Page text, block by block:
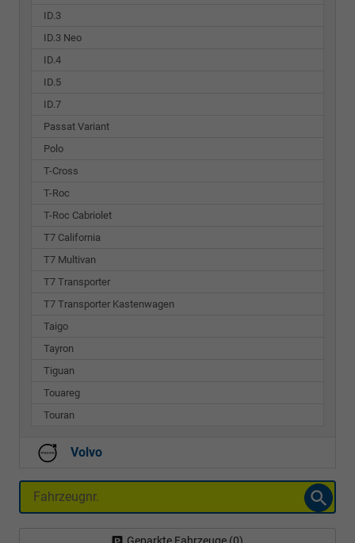
ID.3
ID.3 Neo
ID.4
ID.5
ID.7
Passat Variant
Polo
T-Cross
T-Roc
T-Roc Cabriolet
T7 California
T7 Multivan
T7 Transporter
T7 Transporter Kastenwagen
Taigo
Tayron
Tiguan
Touareg
Touran
Volvo
Fahrzeugnr.
Geparkte Fahrzeuge (0)